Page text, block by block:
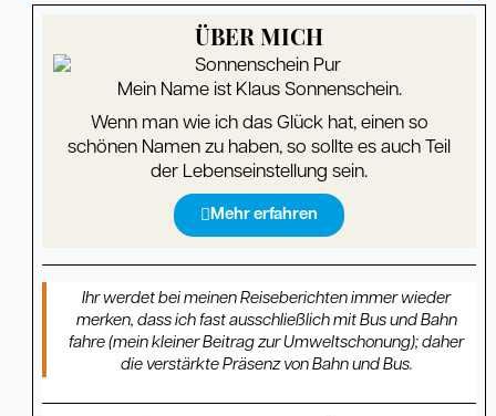
ÜBER MICH
Mein Name ist Klaus Sonnenschein.
Wenn man wie ich das Glück hat, einen so
schönen Namen zu haben, so sollte es auch Teil
der Lebenseinstellung sein.
Mehr erfahren
Ihr werdet bei meinen Reiseberichten immer wieder
merken, dass ich fast ausschließlich mit Bus und Bahn
fahre (mein kleiner Beitrag zur Umweltschonung); daher
die verstärkte Präsenz von Bahn und Bus.